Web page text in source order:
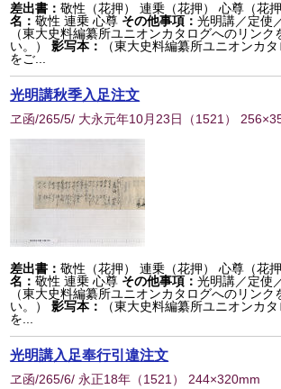
差出書：敬性（花押） 連乗（花押） 心尊（花押
名：敬性 連乗 心尊 その他事項：光明講／定使
（東大史料編纂所ユニオンカタログへのリンク
い。）
影写本：
（東大史料編纂所ユニオンカ
をご...
光明講秋季入足注文
ヱ函/265/5/ 大永元年10月23日 （1521 ）
差出書：敬性（花押） 連乗（花押） 心尊（花押
名：敬性 連乗 心尊 その他事項：光明講／定使
（東大史料編纂所ユニオンカタログへのリンク
い。）
影写本：
（東大史料編纂所ユニオンカ
を...
光明講入足奉行引違注文
ヱ函/265/6/ 永正18年 （1521 ） 244×320mm